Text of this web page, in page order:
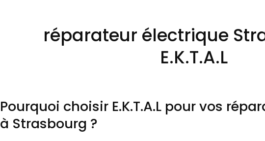
réparateur électrique
E.K.T.A.L
Pourquoi choisir E.K.T.A.L pour vos
à Strasbourg ?